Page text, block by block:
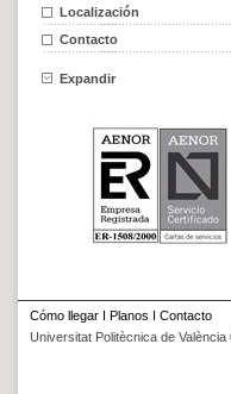
Localización
Contacto
Expandir
Cómo llegar I Planos I Contacto
Universitat Politècnica de